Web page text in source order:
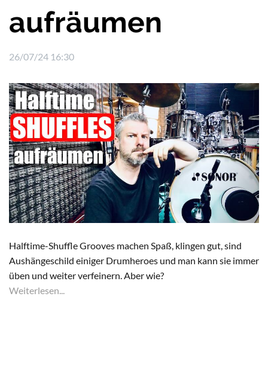
aufräumen
26/07/24 16:30
Halftime-Shuffle Grooves machen Spaß, klingen gut, sind
Aushängeschild einiger Drumheroes und man kann sie immer
üben und weiter verfeinern. Aber wie?
Weiterlesen...